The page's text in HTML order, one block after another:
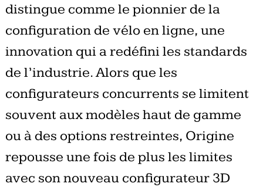
distingue comme le pionnier de la
configuration de vélo en ligne, une
innovation qui a redéfini les standards
de l’industrie. Alors que les
configurateurs concurrents se limitent
souvent aux modèles haut de gamme
ou à des options restreintes, Origine
repousse une fois de plus les limites
avec son nouveau configurateur 3D